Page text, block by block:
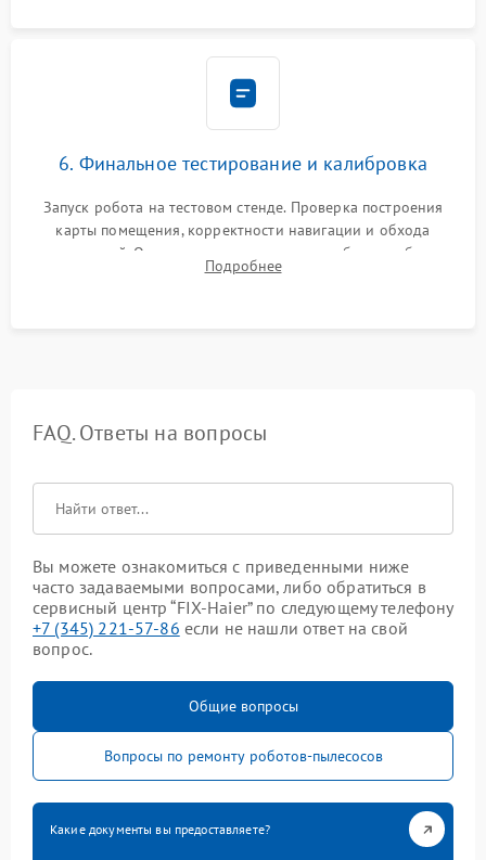
6. Финальное тестирование и калибровка
Запуск робота на тестовом стенде. Проверка построения
карты помещения, корректности навигации и обхода
препятствий. Оценка силы всасывания и работы турбины.
Тестирование автоматического возврата на док-станцию и
Подробнее
FAQ. Ответы на вопросы
Вы можете ознакомиться с приведенными ниже
часто задаваемыми вопросами, либо обратиться в
сервисный центр “FIX-Haier” по следующему телефону
+7 (345) 221-57-86 если не нашли ответ на свой
вопрос.
Общие вопросы
Вопросы по ремонту роботов-пылесосов
Какие документы вы предоставляете?